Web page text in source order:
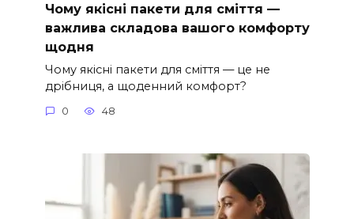
Чому якісні пакети для сміття —
важлива складова вашого комфорту
щодня
Чому якісні пакети для сміття — це не
дрібниця, а щоденний комфорт?
0 48